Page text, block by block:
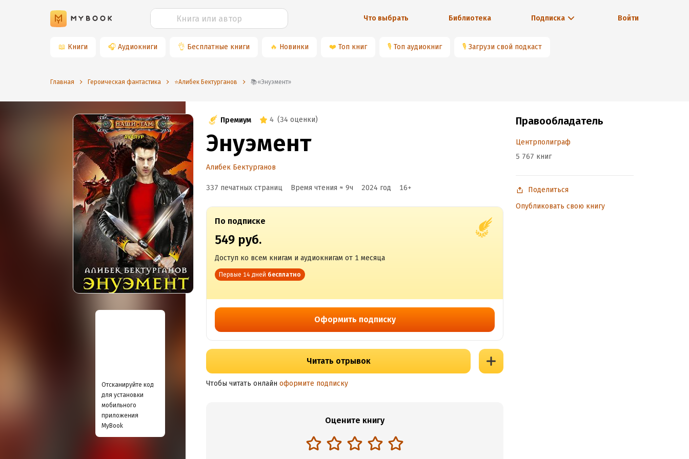
Что выбрать Библиотека Подписка Войти
📖 Книги 🎧 Аудиокниги 👌 Бесплатные книги 🔥 Новинки ❤️ Топ книг 🎙 Топ аудиокниг 🎙 Загрузи свой подкаст
Главная Героическая фантастика ⭐️Алибек Бектурганов 📚«Энуэмент»
Отсканируйте код
для установки
мобильного
приложения
MyBook
Премиум 4 (34 оценки)
Энуэмент
Алибек Бектурганов
337 печатных страниц Время чтения ≈ 9ч 2024 год 16+
По подписке
549 руб.
Доступ ко всем книгам и аудиокнигам от 1 месяца
Первые 14 дней бесплатно
Оформить подписку
Читать отрывок
Чтобы читать онлайн оформите подписку
Оцените книгу
Правообладатель
Центрполиграф
5 767 книг
Поделиться
Опубликовать свою книгу